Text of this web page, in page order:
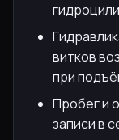
витков
при
Пробег и
записи в